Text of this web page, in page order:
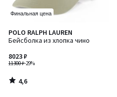
Финальная цена
POLO RALPH LAUREN
Бейсболка из хлопка чино
11300 ₽-29%
8023 ₽
4,6
/ 5
4,6
/